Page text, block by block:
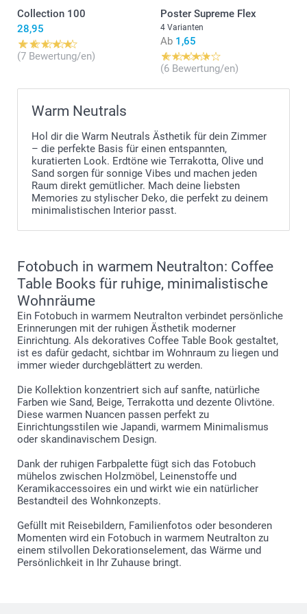
Collection 100
28,95
(7 Bewertung/en)
Poster Supreme Flex
4 Varianten
Ab 1,65
(6 Bewertung/en)
Warm Neutrals
Hol dir die Warm Neutrals Ästhetik für dein Zimmer
– die perfekte Basis für einen entspannten,
kuratierten Look. Erdtöne wie Terrakotta, Olive und
Sand sorgen für sonnige Vibes und machen jeden
Raum direkt gemütlicher. Mach deine liebsten
Memories zu stylischer Deko, die perfekt zu deinem
minimalistischen Interior passt.
Fotobuch in warmem Neutralton: Coffee
Table Books für ruhige, minimalistische
Wohnräume
Ein Fotobuch in warmem Neutralton verbindet persönliche
Erinnerungen mit der ruhigen Ästhetik moderner
Einrichtung. Als dekoratives Coffee Table Book gestaltet,
ist es dafür gedacht, sichtbar im Wohnraum zu liegen und
immer wieder durchgeblättert zu werden.
Die Kollektion konzentriert sich auf sanfte, natürliche
Farben wie Sand, Beige, Terrakotta und dezente Olivtöne.
Diese warmen Nuancen passen perfekt zu
Einrichtungsstilen wie Japandi, warmem Minimalismus
oder skandinavischem Design.
Dank der ruhigen Farbpalette fügt sich das Fotobuch
mühelos zwischen Holzmöbel, Leinenstoffe und
Keramikaccessoires ein und wirkt wie ein natürlicher
Bestandteil des Wohnkonzepts.
Gefüllt mit Reisebildern, Familienfotos oder besonderen
Momenten wird ein Fotobuch in warmem Neutralton zu
einem stilvollen Dekorationselement, das Wärme und
Persönlichkeit in Ihr Zuhause bringt.